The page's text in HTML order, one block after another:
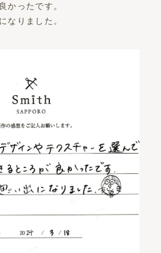
かったです。
なりました。